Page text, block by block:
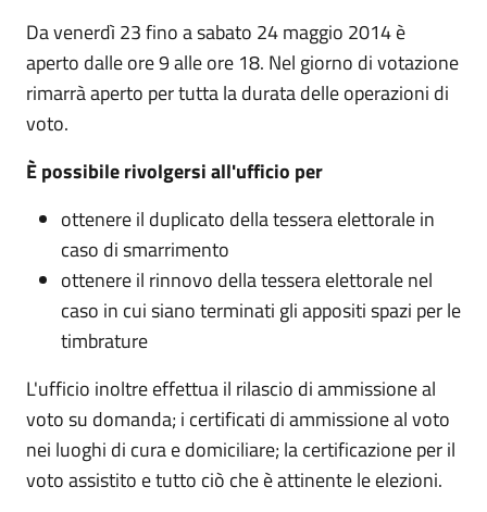
Da venerdì 23 fino a sabato 24 maggio 2014 è
aperto dalle ore 9 alle ore 18. Nel giorno di votazione
rimarrà aperto per tutta la durata delle operazioni di
voto.
È possibile rivolgersi all'ufficio per
ottenere il duplicato della tessera elettorale in
caso di smarrimento
ottenere il rinnovo della tessera elettorale nel
caso in cui siano terminati gli appositi spazi per le
timbrature
L'ufficio inoltre effettua il rilascio di ammissione al
voto su domanda; i certificati di ammissione al voto
nei luoghi di cura e domiciliare; la certificazione per il
voto assistito e tutto ciò che è attinente le elezioni.